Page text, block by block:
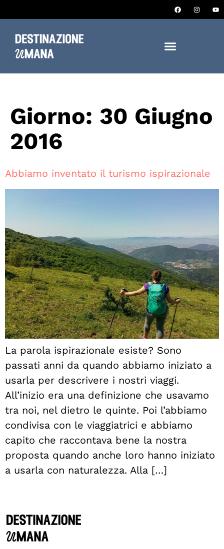
Giorno: 30 Giugno
2016
Abbiamo inventato il turismo ispirazionale
La parola ispirazionale esiste? Sono
passati anni da quando abbiamo iniziato a
usarla per descrivere i nostri viaggi.
All’inizio era una definizione che usavamo
tra noi, nel dietro le quinte. Poi l’abbiamo
condivisa con le viaggiatrici e abbiamo
capito che raccontava bene la nostra
proposta quando anche loro hanno iniziato
a usarla con naturalezza. Alla […]